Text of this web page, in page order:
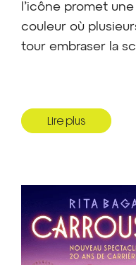
l’icône promet
couleur où
tour embraser la
Avec ce tout
ouvre les portes
humour,
personnifications
créer une fête
devient une
éclaté et cirque
Lire plus